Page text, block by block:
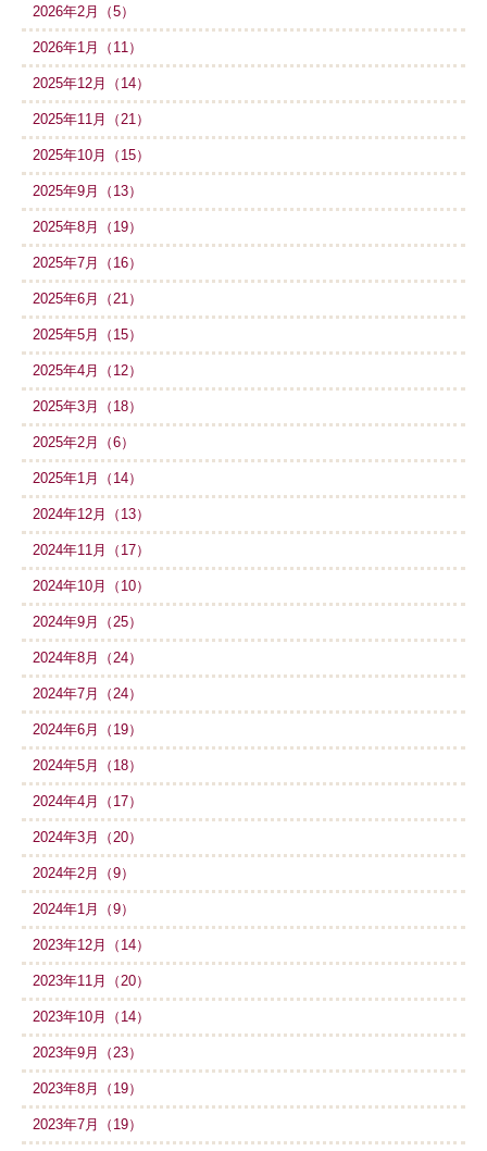
2026年2月（5）
2026年1月（11）
2025年12月（14）
2025年11月（21）
2025年10月（15）
2025年9月（13）
2025年8月（19）
2025年7月（16）
2025年6月（21）
2025年5月（15）
2025年4月（12）
2025年3月（18）
2025年2月（6）
2025年1月（14）
2024年12月（13）
2024年11月（17）
2024年10月（10）
2024年9月（25）
2024年8月（24）
2024年7月（24）
2024年6月（19）
2024年5月（18）
2024年4月（17）
2024年3月（20）
2024年2月（9）
2024年1月（9）
2023年12月（14）
2023年11月（20）
2023年10月（14）
2023年9月（23）
2023年8月（19）
2023年7月（19）